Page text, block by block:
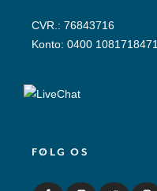
CVR.: 76843716
Konto: 0400 1081718471
FØLG OS